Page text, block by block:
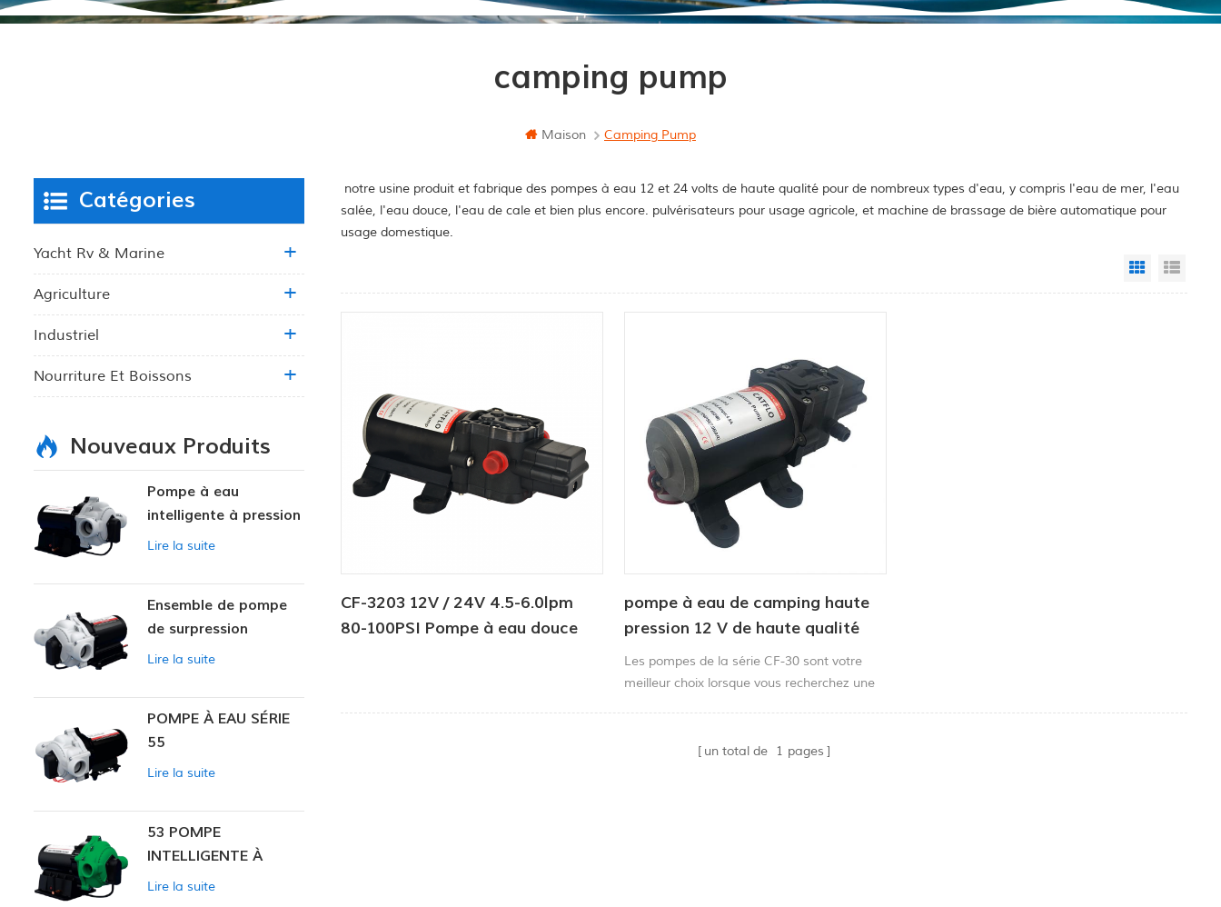
camping pump
Maison Camping Pump
notre usine produit et fabrique des pompes à eau 12 et 24 volts de haute qualité pour de nombreux types d'eau, y compris l'eau de mer, l'eau
salée, l'eau douce, l'eau de cale et bien plus encore. pulvérisateurs pour usage agricole, et machine de brassage de bière automatique pour
usage domestique.
Grid View
CF-3203 12V / 24V 4.5-6.0lpm
80-100PSI Pompe à eau douce
pompe à eau de camping haute
pression 12 V de haute qualité
Les pompes de la série CF-30 sont votre
meilleur choix lorsque vous recherchez une
pulvérisation à courant continupeut
un total de 1 pages
Catégories
Yacht Rv & Marine
Agriculture
Industriel
Nourriture Et Boissons
Nouveaux Produits
Pompe à eau
intelligente à pression
variable
Lire la suite
Ensemble de pompe
de surpression
intelligente
Lire la suite
POMPE À EAU SÉRIE
55
Lire la suite
53 POMPE
INTELLIGENTE À
PRESSION
Lire la suite